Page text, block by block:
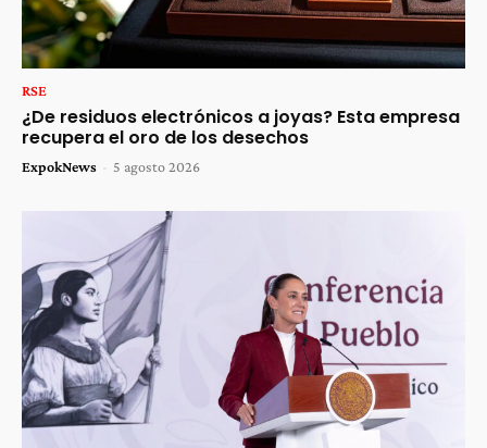
RSE
¿De residuos electrónicos a joyas? Esta empresa
recupera el oro de los desechos
ExpokNews - 5 agosto 2026